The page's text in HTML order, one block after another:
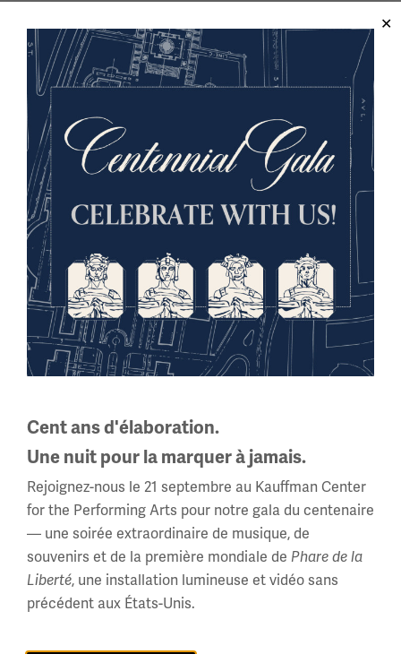
offraient l'espoir d'un monde meilleur que celui qui
existait avant 1914.
Traités signés
Accords de paix signés de 1919-
1920.
Image(s)
Cent ans d'élaboration.
Une nuit pour la marquer à jamais.
Rejoignez-nous le 21 septembre au Kauffman Center
for the Performing Arts pour notre gala du centenaire
— une soirée extraordinaire de musique, de
souvenirs et de la première mondiale de Phare de la
Liberté, une installation lumineuse et vidéo sans
précédent aux États-Unis.